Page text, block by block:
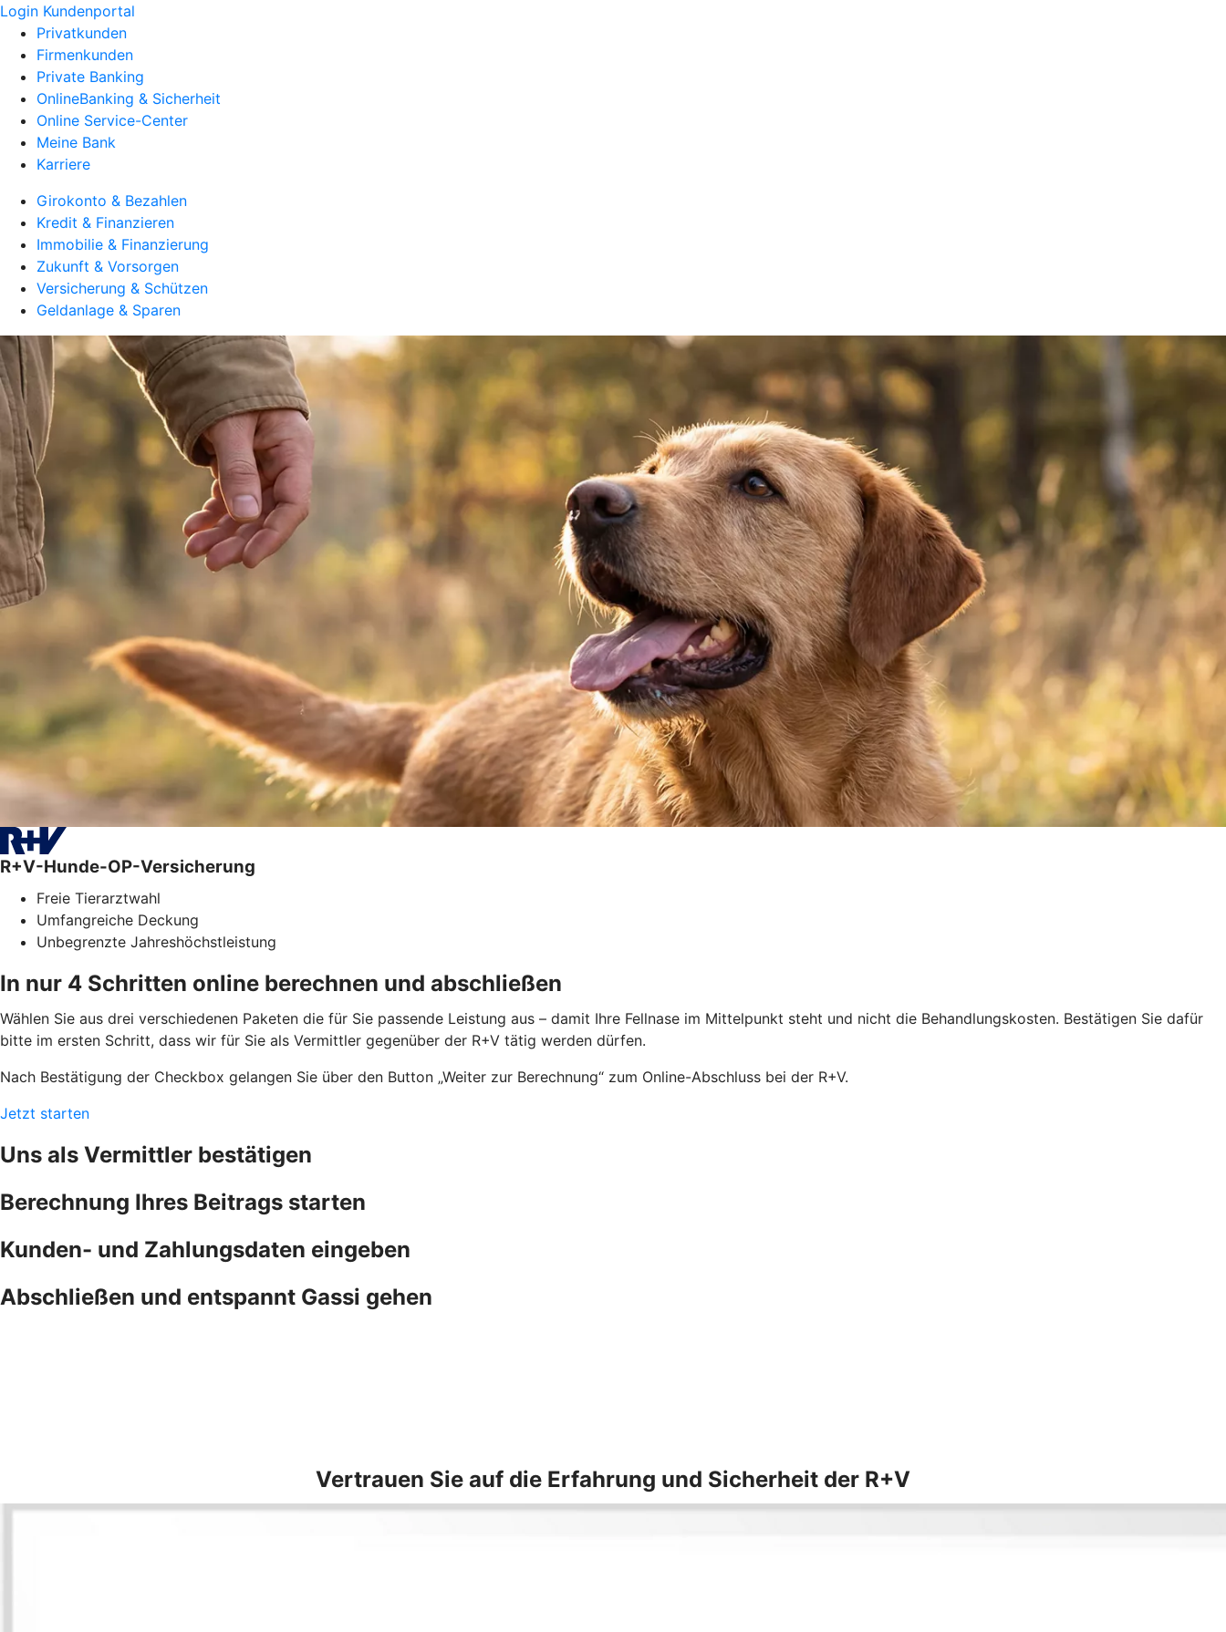
Login Kundenportal
Privatkunden
Firmenkunden
Private Banking
OnlineBanking & Sicherheit
Online Service-Center
Meine Bank
Karriere
Girokonto & Bezahlen
Kredit & Finanzieren
Immobilie & Finanzierung
Zukunft & Vorsorgen
Versicherung & Schützen
Geldanlage & Sparen
R+V-Hunde-OP-Versicherung
Freie Tierarztwahl
Umfangreiche Deckung
Unbegrenzte Jahreshöchstleistung
In nur 4 Schritten online berechnen und abschließen
Wählen Sie aus drei verschiedenen Paketen die für Sie passende Leistung aus – damit Ihre Fellnase im Mittelpunkt steht und nicht die Behandlungskosten. Bestätigen Sie dafür
bitte im ersten Schritt, dass wir für Sie als Vermittler gegenüber der R+V tätig werden dürfen.
Nach Bestätigung der Checkbox gelangen Sie über den Button „Weiter zur Berechnung“ zum Online-Abschluss bei der R+V.
Jetzt starten
Uns als Vermittler bestätigen
Berechnung Ihres Beitrags starten
Kunden- und Zahlungsdaten eingeben
Abschließen und entspannt Gassi gehen
Vertrauen Sie auf die Erfahrung und Sicherheit der R+V